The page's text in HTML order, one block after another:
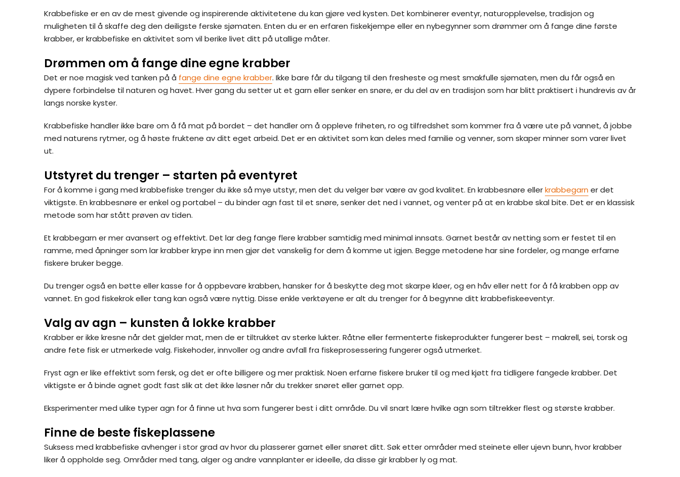
Krabbefiske er en av de mest givende og inspirerende aktivitetene du kan gjøre ved kysten. Det kombinerer eventyr, naturopplevelse, tradisjon og
muligheten til å skaffe deg den deiligste ferske sjømaten. Enten du er en erfaren fiskekjempe eller en nybegynner som drømmer om å fange dine første
krabber, er krabbefiske en aktivitet som vil berike livet ditt på utallige måter.
Drømmen om å fange dine egne krabber
Det er noe magisk ved tanken på å fange dine egne krabber. Ikke bare får du tilgang til den fresheste og mest smakfulle sjømaten, men du får også en
dypere forbindelse til naturen og havet. Hver gang du setter ut et garn eller senker en snøre, er du del av en tradisjon som har blitt praktisert i hundrevis av år
langs norske kyster.
Krabbefiske handler ikke bare om å få mat på bordet – det handler om å oppleve friheten, ro og tilfredshet som kommer fra å være ute på vannet, å jobbe
med naturens rytmer, og å høste fruktene av ditt eget arbeid. Det er en aktivitet som kan deles med familie og venner, som skaper minner som varer livet
ut.
Utstyret du trenger – starten på eventyret
For å komme i gang med krabbefiske trenger du ikke så mye utstyr, men det du velger bør være av god kvalitet. En krabbesnøre ellerkrabbegarn er det
viktigste. En krabbesnøre er enkel og portabel – du binder agn fast til et snøre, senker det ned i vannet, og venter på at en krabbe skal bite. Det er en klassisk
metode som har stått prøven av tiden.
Et krabbegarn er mer avansert og effektivt. Det lar deg fange flere krabber samtidig med minimal innsats. Garnet består av netting som er festet til en
ramme, med åpninger som lar krabber krype inn men gjør det vanskelig for dem å komme ut igjen. Begge metodene har sine fordeler, og mange erfarne
fiskere bruker begge.
Du trenger også en bøtte eller kasse for å oppbevare krabben, hansker for å beskytte deg mot skarpe kløer, og en håv eller nett for å få krabben opp av
vannet. En god fiskekrok eller tang kan også være nyttig. Disse enkle verktøyene er alt du trenger for å begynne ditt krabbefiskeeventyr.
Valg av agn – kunsten å lokke krabber
Krabber er ikke kresne når det gjelder mat, men de er tiltrukket av sterke lukter. Råtne eller fermenterte fiskeprodukter fungerer best – makrell, sei, torsk og
andre fete fisk er utmerkede valg. Fiskehoder, innvoller og andre avfall fra fiskeprosessering fungerer også utmerket.
Fryst agn er like effektivt som fersk, og det er ofte billigere og mer praktisk. Noen erfarne fiskere bruker til og med kjøtt fra tidligere fangede krabber. Det
viktigste er å binde agnet godt fast slik at det ikke løsner når du trekker snøret eller garnet opp.
Eksperimenter med ulike typer agn for å finne ut hva som fungerer best i ditt område. Du vil snart lære hvilke agn som tiltrekker flest og største krabber.
Finne de beste fiskeplassene
Suksess med krabbefiske avhenger i stor grad av hvor du plasserer garnet eller snøret ditt. Søk etter områder med steinete eller ujevn bunn, hvor krabber
liker å oppholde seg. Områder med tang, alger og andre vannplanter er ideelle, da disse gir krabber ly og mat.